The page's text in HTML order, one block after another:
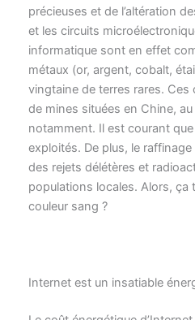
précieuses et de l’altération
et les circuits
informatique sont en effet
métaux (or, argent, cobalt,
vingtaine de terres rares.
de mines situées en Chine,
notamment. Il est courant
exploités. De plus, le
des rejets délétères et
populations locales. Alors,
couleur sang ?
Internet est un insatiable